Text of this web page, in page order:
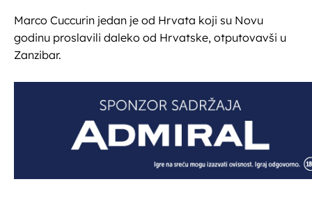
Marco Cuccurin jedan je od Hrvata koji su Novu
godinu proslavili daleko od Hrvatske, otputovavši u
Zanzibar.